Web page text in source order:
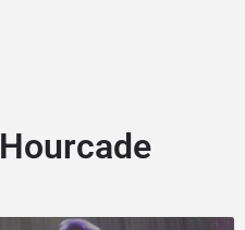
Hourcade